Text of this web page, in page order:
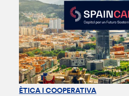
ÈTICA I COOPERATIVA